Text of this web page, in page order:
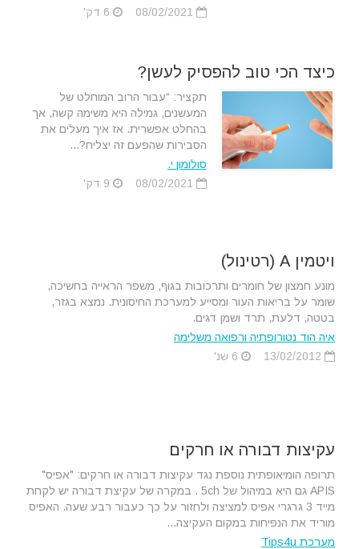
כיצד הכי טוב להפסיק לעשן?
תקציר: “עבור הרוב המוחלט של
המעשנים, גמילה היא משימה קשה, אך
בהחלט אפשרית. אז איך מעלים את
הסבירות שהפעם זה יצליח?...
סולומון י.
ויטמין A (רטינול)
מונע חמצון של חומרים ותרכובות בגוף, משפר הראייה בחשיכה,
שומר על בריאות העור ומסייע למערכת החיסונית. נמצא בגזר,
בטטה, דלעת, תרד ושמן דגים.
איה הוד נטורופתיה ורפואה משלימה
עקיצות דבורה או חרקים
תרופה הומיאופתית נוספת נגד עקיצות דבורה או חרקים: "אפיס"
APIS גם היא במיהול של 5ch . במקרה של עקיצת דבורה יש לקחת
מייד 3 גרגרי אפיס למציצה ולחזור על כך כעבור רבע שעה. האפיס
מוריד את הנפיחות במקום העקיצה...
מערכת Tips4u